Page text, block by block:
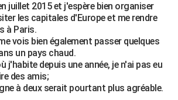
juillet 2015 et j'espère bien organiser
les capitales d'Europe et me rendre
à Paris.
vois bien également passer quelques
un pays chaud.
j'habite depuis une année, je n'ai pas eu
des amis;
à deux serait pourtant plus agréable.